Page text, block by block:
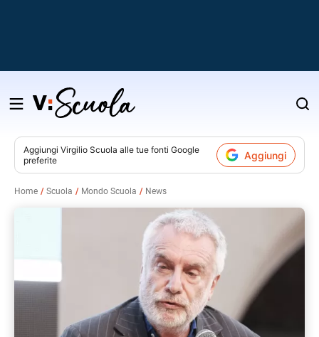
Salta
contenuto
Aggiungi Virgilio Scuola alle tue fonti Google
preferite
Aggiungi
Home Scuola Mondo Scuola News